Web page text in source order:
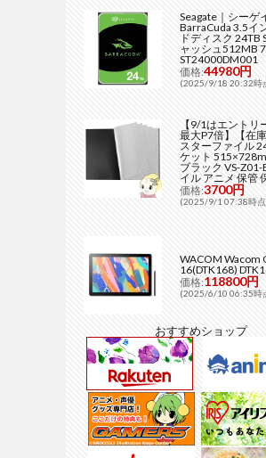
Seagate｜シーゲ
BarraCuda 3.5イ
ドディスク 24TB
ャッシュ512MB
ST24000DM001
価格:44980円
(2025/9/18 20:32時
【9/1はエントリ
最大P7倍】【在
スターファイル
ケット
ブラック VS-
イル アニメ 保管
価格:3700円
(2025/9/1 07:38時点
WACOM Wacom
16(DTK168)
価格:118800円
(2025/6/10 06:35時
おすすめショップ